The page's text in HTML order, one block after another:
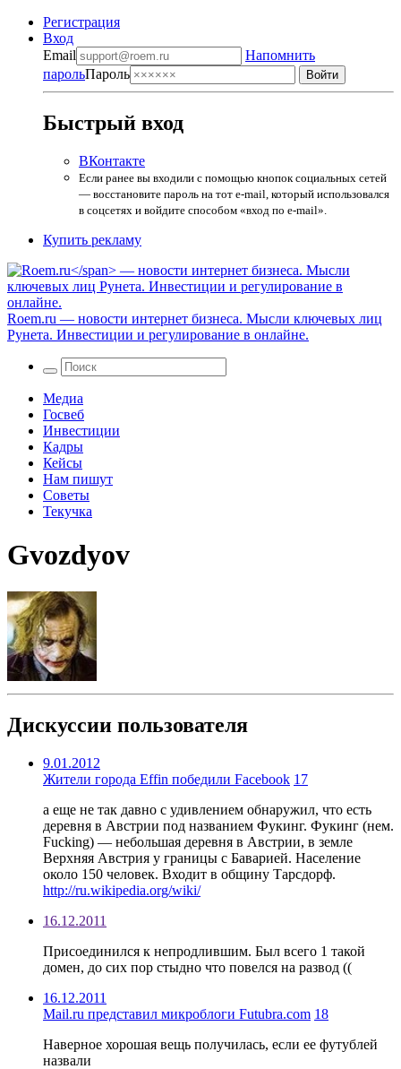
Регистрация
Вход
Email
Напомнить
парольПароль
Быстрый вход
ВКонтакте
Если ранее вы входили с помощью кнопок социальных сетей
— восстановите пароль на тот e-mail, который использовался
в соцсетях и войдите способом «вход по e-mail».
Купить рекламу
Roem.ru — новости интернет бизнеса. Мысли ключевых лиц
Рунета. Инвестиции и регулирование в онлайне.
Медиа
Госвеб
Инвестиции
Кадры
Кейсы
Нам пишут
Советы
Текучка
Gvozdyov
Дискуссии пользователя
9.01.2012
Жители города Effin победили Facebook 17
а еще не так давно с удивлением обнаружил, что есть
деревня в Австрии под названием Фукинг. Фукинг (нем.
Fucking) — небольшая деревня в Австрии, в земле
Верхняя Австрия у границы с Баварией. Население
около 150 человек. Входит в общину Тарсдорф.
http://ru.wikipedia.org/wiki/
16.12.2011
Присоединился к непродлившим. Был всего 1 такой
домен, до сих пор стыдно что повелся на развод ((
16.12.2011
Mail.ru представил микроблоги Futubra.com 18
Наверное хорошая вещь получилась, если ее футублей
назвали